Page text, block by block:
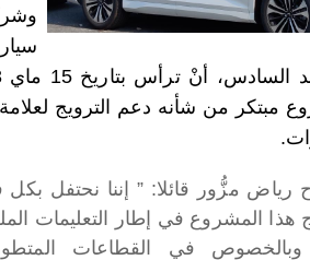
مبتكر من شأنه دعم الترويج
رياض مزُّور قائلا: ” إننا نحتفل بكل
هذا المشروع في إطار التعليمات
وبالخصوص في القطاعات